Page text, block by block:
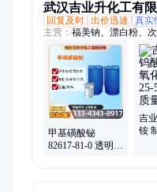
武汉吉业升化工有限
回复及时 出价迅速 真实
主营： 福美钠、漂白粉、
精、漂粉精、DOP、DBP
甲基磺酸铋
82617-81-0 透明液
吉
铵